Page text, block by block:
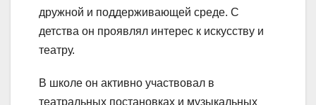
дружной и поддерживающей среде. С
детства он проявлял интерес к искусству и
театру.
В школе он активно участвовал в
театральных постановках и музыкальных